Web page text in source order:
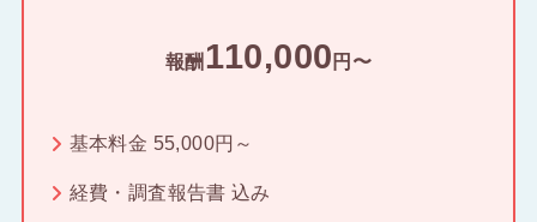
報酬 110,000 円〜
基本料金 55,000円～
経費・調査報告書 込み